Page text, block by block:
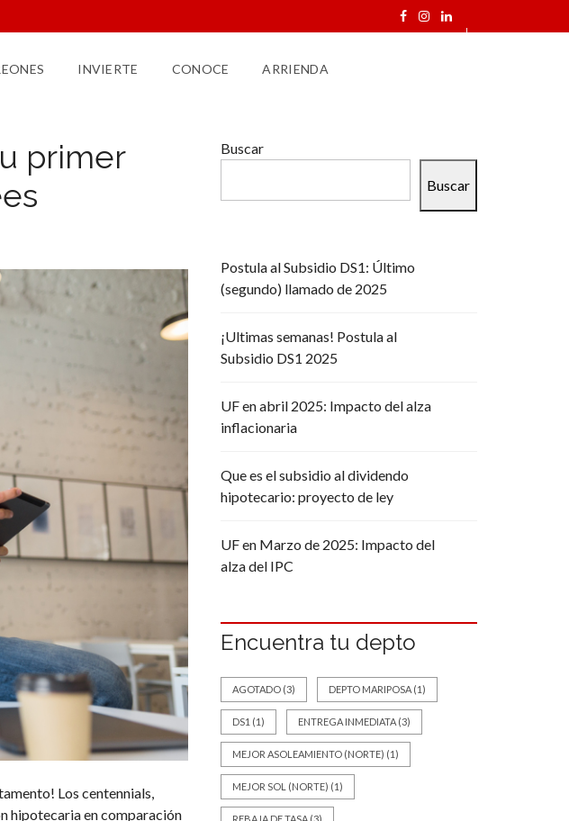
INVIERTE CONOCE ARRIENDA
primer
Los centennials,
hipotecaria en comparación
Buscar
Buscar
Postula al Subsidio DS1: Último
(segundo) llamado de 2025
¡Ultimas semanas! Postula al
Subsidio DS1 2025
UF en abril 2025: Impacto del alza
inflacionaria
Que es el subsidio al dividendo
hipotecario: proyecto de ley
UF en Marzo de 2025: Impacto del
alza del IPC
Encuentra tu depto
AGOTADO (3) DEPTO MARIPOSA (1)
DS1 (1) ENTREGA INMEDIATA (3)
MEJOR ASOLEAMIENTO (NORTE) (1)
MEJOR SOL (NORTE) (1)